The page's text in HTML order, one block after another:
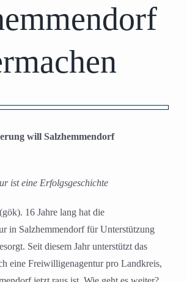
will Salzhemmendorf
ist eine Erfolgsgeschichte
16 Jahre lang hat die
in Salzhemmendorf für Unterstützung
Seit diesem Jahr unterstützt das
eine Freiwilligenagentur pro Landkreis,